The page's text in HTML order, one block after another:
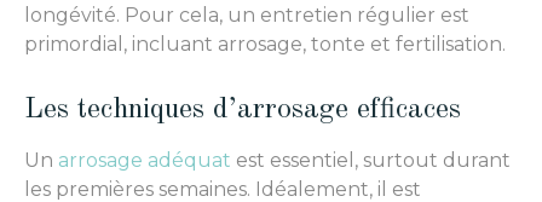
longévité. Pour cela, un entretien régulier est
primordial, incluant arrosage, tonte et fertilisation.
Les techniques d’arrosage efficaces
Un arrosage adéquat est essentiel, surtout durant
les premières semaines. Idéalement, il est